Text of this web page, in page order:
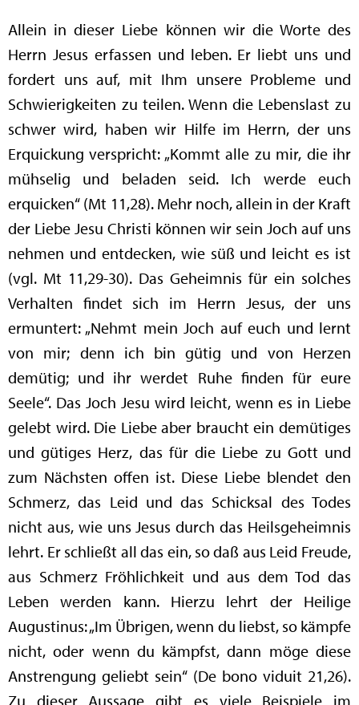
Allein in dieser Liebe können wir die Worte des
Herrn Jesus erfassen und leben. Er liebt uns und
fordert uns auf, mit Ihm unsere Probleme und
Schwierigkeiten zu teilen. Wenn die Lebenslast zu
schwer wird, haben wir Hilfe im Herrn, der uns
Erquickung verspricht: „Kommt alle zu mir, die ihr
mühselig und beladen seid. Ich werde euch
erquicken“ (Mt 11,28). Mehr noch, allein in der Kraft
der Liebe Jesu Christi können wir sein Joch auf uns
nehmen und entdecken, wie süß und leicht es ist
(vgl. Mt 11,29-30). Das Geheimnis für ein solches
Verhalten findet sich im Herrn Jesus, der uns
ermuntert: „Nehmt mein Joch auf euch und lernt
von mir; denn ich bin gütig und von Herzen
demütig; und ihr werdet Ruhe finden für eure
Seele“. Das Joch Jesu wird leicht, wenn es in Liebe
gelebt wird. Die Liebe aber braucht ein demütiges
und gütiges Herz, das für die Liebe zu Gott und
zum Nächsten offen ist. Diese Liebe blendet den
Schmerz, das Leid und das Schicksal des Todes
nicht aus, wie uns Jesus durch das Heilsgeheimnis
lehrt. Er schließt all das ein, so daß aus Leid Freude,
aus Schmerz Fröhlichkeit und aus dem Tod das
Leben werden kann. Hierzu lehrt der Heilige
Augustinus: „Im Übrigen, wenn du liebst, so kämpfe
nicht, oder wenn du kämpfst, dann möge diese
Anstrengung geliebt sein“ (De bono viduit 21,26).
Zu dieser Aussage gibt es viele Beispiele im